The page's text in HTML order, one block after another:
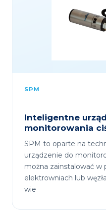
SPM
Inteligentne
monitorowania
SPM to oparte na
urządzenie do
można zainstalować w
elektrowniach lub
wie